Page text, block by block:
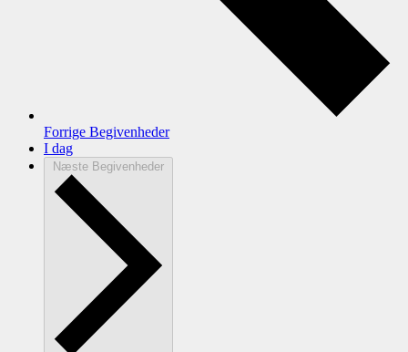
Forrige Begivenheder
I dag
Næste Begivenheder